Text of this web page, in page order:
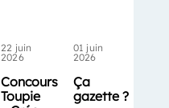
22 juin
2026
Concours
Toupie
01 juin
2026
Ça
gazette ?